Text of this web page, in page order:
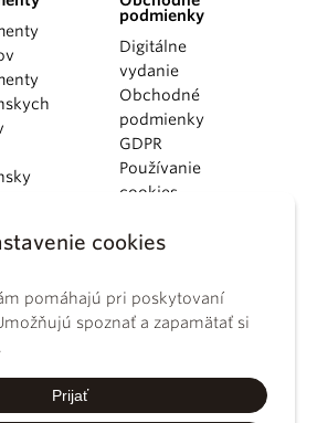
cookies
pomáhajú pri poskytovaní
spoznať a zapamätať si
Prijať
podmienky
Digitálne
vydanie
Obchodné
podmienky
GDPR
Používanie
cookies